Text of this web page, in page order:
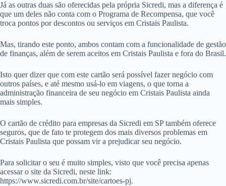
Já as outras duas são oferecidas pela própria Sicredi, mas a diferença é
que um deles não conta com o Programa de Recompensa, que você
troca pontos por descontos ou serviços em Cristais Paulista.
Mas, tirando este ponto, ambos contam com a funcionalidade de gestão
de finanças, além de serem aceitos em Cristais Paulista e fora do Brasil.
Isto quer dizer que com este cartão será possível fazer negócio com
outros países, e até mesmo usá-lo em viagens, o que torna a
administração financeira de seu negócio em Cristais Paulista ainda
mais simples.
O cartão de crédito para empresas da Sicredi em SP também oferece
seguros, que de fato te protegem dos mais diversos problemas em
Cristais Paulista que possam vir a prejudicar seu negócio.
Para solicitar o seu é muito simples, visto que você precisa apenas
acessar o site da Sicredi, neste link:
https://www.sicredi.com.br/site/cartoes-pj.